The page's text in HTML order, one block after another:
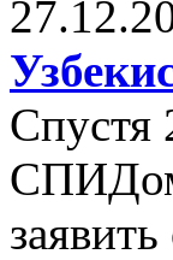
Спустя